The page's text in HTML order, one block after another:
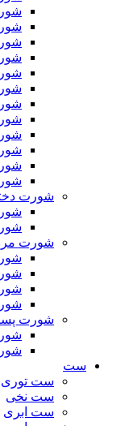
شورت
شورت
شورت
ست
ست توری
ست نخی
ست ابری